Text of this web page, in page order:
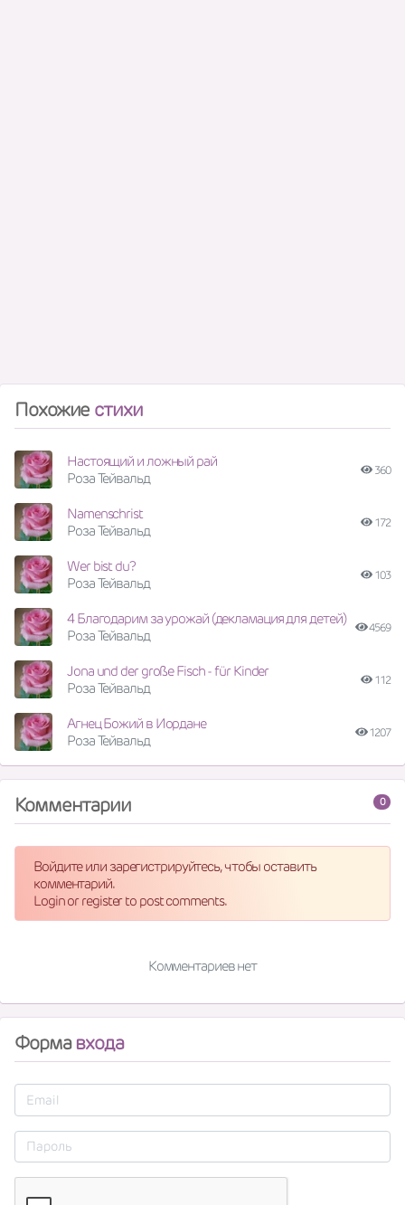
Похожие стихи
Настоящий и ложный рай
Роза Тейвальд
360
Namenschrist
Роза Тейвальд
172
Wer bist du?
Роза Тейвальд
103
4 Благодарим за урожай (декламация для детей)
Роза Тейвальд
4569
Jona und der große Fisch - für Kinder
Роза Тейвальд
112
Агнец Божий в Иордане
Роза Тейвальд
1207
0
Комментарии
Войдите или зарегистрируйтесь, чтобы оставить
комментарий.
Login or register to post comments.
Комментариев нет
Формавхода